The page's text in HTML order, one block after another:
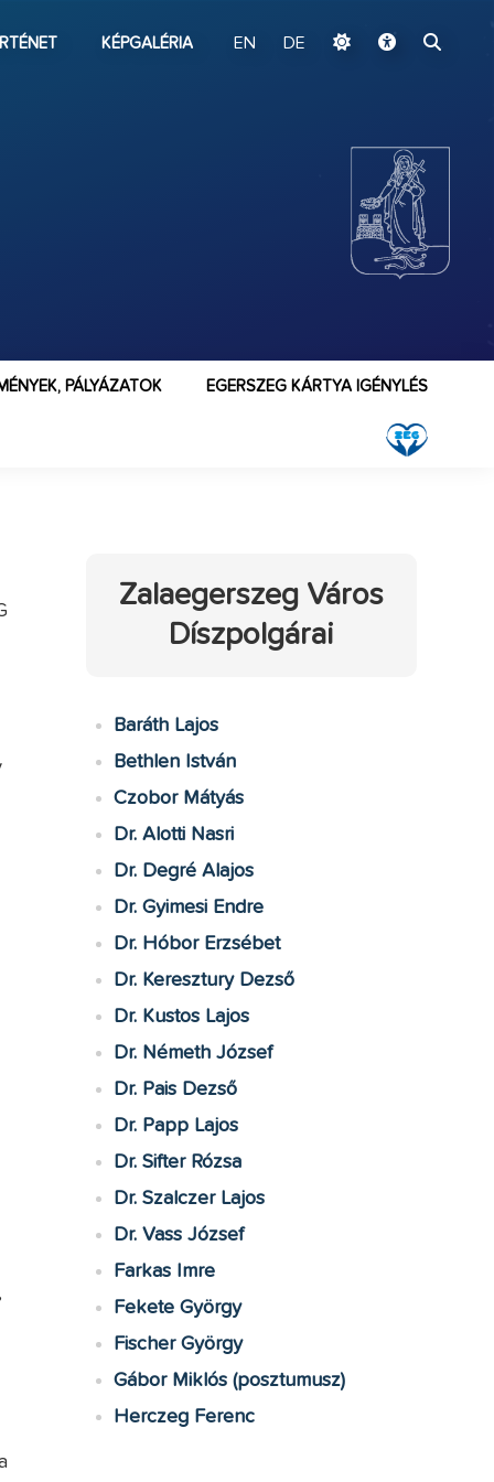
KÉPGALÉRIA EN DE
EGERSZEG KÁRTYA IGÉNYLÉS
PÁLYÁZATOK
Zalaegerszeg Város
Díszpolgárai
Baráth Lajos
Bethlen István
Czobor Mátyás
Dr. Alotti Nasri
Dr. Degré Alajos
Dr. Gyimesi Endre
Dr. Hóbor Erzsébet
Dr. Keresztury Dezső
Dr. Kustos Lajos
Dr. Németh József
Dr. Pais Dezső
Dr. Papp Lajos
Dr. Sifter Rózsa
Dr. Szalczer Lajos
Dr. Vass József
Farkas Imre
Fekete György
Fischer György
Gábor Miklós (posztumusz)
Herczeg Ferenc